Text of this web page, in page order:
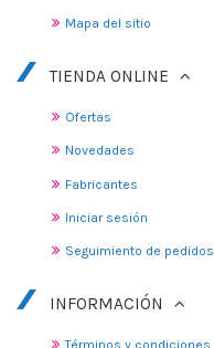
Mapa del sitio
TIENDA ONLINE
Ofertas
Novedades
Fabricantes
Iniciar sesión
Seguimiento de pedidos
INFORMACIÓN
Términos y condiciones